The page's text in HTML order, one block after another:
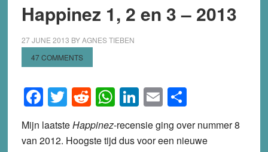
Happinez 1, 2 en 3 – 2013
27 JUNE 2013 BYAGNES TIEBEN
47 COMMENTS
Facebook
Twitter
Reddit
WhatsApp
LinkedIn
EmailShare
Mijn laatsteHappinez-recensie ging over nummer 8
van 2012. Hoogste tijd dus voor een nieuwe